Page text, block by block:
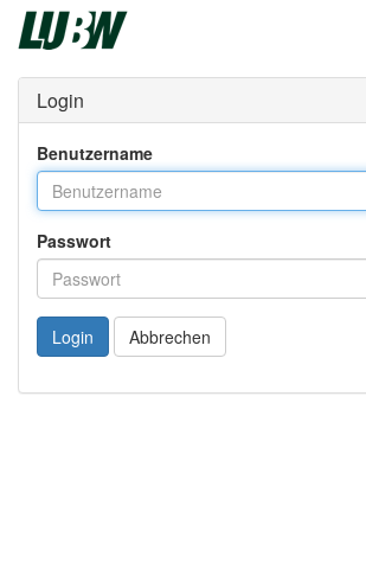
Login
Benutzername
Passwort
Login Abbrechen